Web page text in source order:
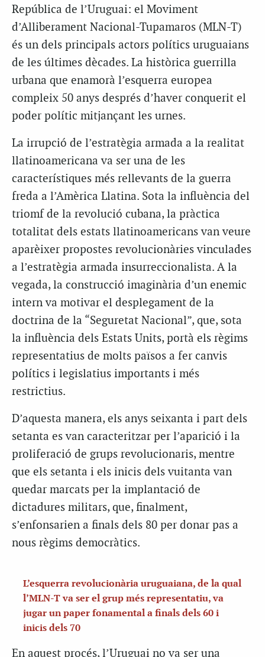
República de l’Uruguai: el Moviment
d’Alliberament Nacional-Tupamaros (MLN-T)
és un dels principals actors polítics uruguaians
de les últimes dècades. La històrica guerrilla
urbana que enamorà l’esquerra europea
compleix 50 anys després d’haver conquerit el
poder polític mitjançant les urnes.
La irrupció de l’estratègia armada a la realitat
llatinoamericana va ser una de les
característiques més rellevants de la guerra
freda a l’Amèrica Llatina. Sota la influència del
triomf de la revolució cubana, la pràctica
totalitat dels estats llatinoamericans van veure
aparèixer propostes revolucionàries vinculades
a l’estratègia armada insurreccionalista. A la
vegada, la construcció imaginària d’un enemic
intern va motivar el desplegament de la
doctrina de la “Seguretat Nacional”, que, sota
la influència dels Estats Units, portà els règims
representatius de molts països a fer canvis
polítics i legislatius importants i més
restrictius.
D’aquesta manera, els anys seixanta i part dels
setanta es van caracteritzar per l’aparició i la
proliferació de grups revolucionaris, mentre
que els setanta i els inicis dels vuitanta van
quedar marcats per la implantació de
dictadures militars, que, finalment,
s’enfonsarien a finals dels 80 per donar pas a
nous règims democràtics.
L’esquerra revolucionària uruguaiana, de la qual
l’MLN-T va ser el grup més representatiu, va
jugar un paper fonamental a finals dels 60 i
inicis dels 70
En aquest procés, l’Uruguai no va ser una